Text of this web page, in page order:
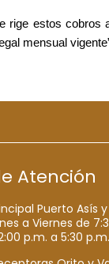
rige estos
mensual
Atención
Puerto Asís
a Viernes de
p.m. a 5:30 p.m.